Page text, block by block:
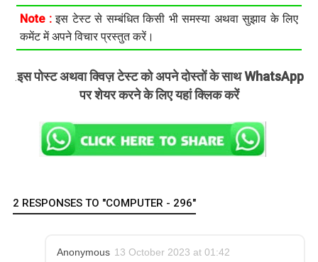
Note :इस टेस्ट से सम्बंधित किसी भी समस्या अथवा सुझाव के लिए
कमेंट में अपने विचार प्रस्तुत करें।
.इस पोस्ट अथवा क्विज़ टेस्ट को अपने दोस्तों के साथ WhatsApp
पर शेयर करने के लिए यहां क्लिक करें
2 RESPONSES TO "COMPUTER - 296"
Anonymous 13 October 2023 at 01:42